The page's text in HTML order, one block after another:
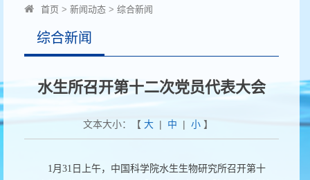
首页 > 新闻动态 > 综合新闻
综合新闻
水生所召开第十二次党员代表大会
文本大小：【 大| 中 | 小】
1月 31 日上午，中国科学院水生生物研究所召开第十